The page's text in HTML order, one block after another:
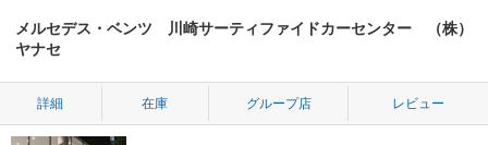
メルセデス・ベンツ 川崎サーティファイドカーセンター （株）
ヤナセ
詳細 在庫 グループ店 レビュー